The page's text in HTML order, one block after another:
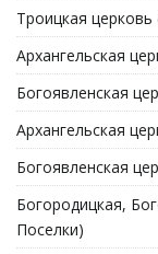
Троицкая церковь
Архангельская
Богоявленская
Архангельская
Богоявленская
Богородицкая,
Поселки)